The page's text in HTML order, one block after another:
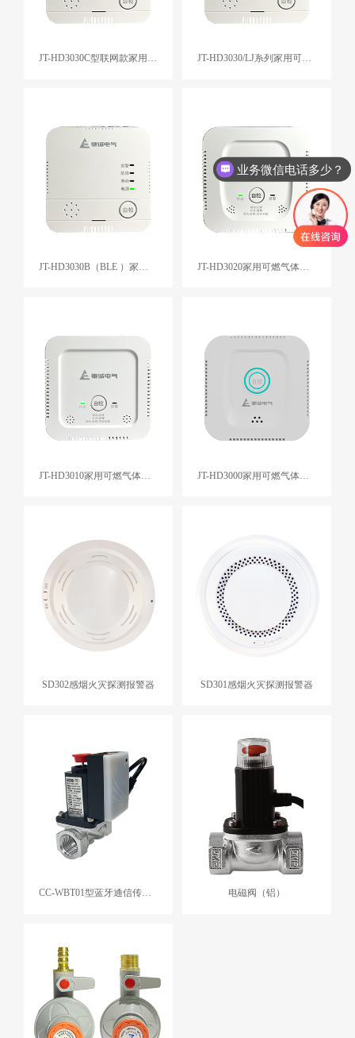
JT-HD3030C型联网款家用燃气报警器 JT-HD3030/LJ系列家用可燃气体报警器
JT-HD3030B（BLE ）家用可燃气体探测器 JT-HD3020家用可燃气体探测器
JT-HD3010家用可燃气体探测器 JT-HD3000家用可燃气体探测器
SD302感烟火灾探测报警器 SD301感烟火灾探测报警器
CC-WBT01型蓝牙通信传输装置 电磁阀（铝）
业务微信电话多少？